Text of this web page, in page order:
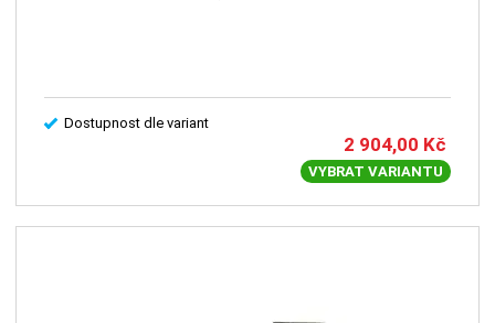
Dostupnost dle variant
2 904,00 Kč
VYBRAT VARIANTU